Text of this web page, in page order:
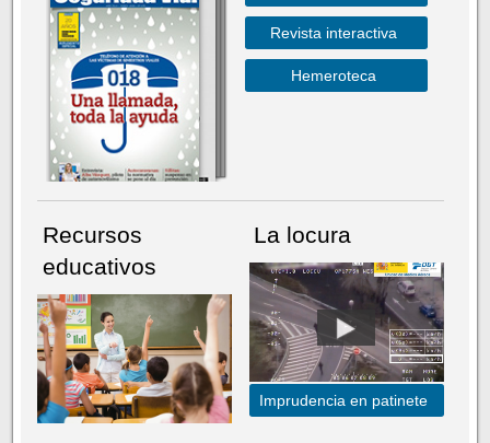
Revista interactiva
Hemeroteca
Recursos
educativos
La locura
Imprudencia en patinete